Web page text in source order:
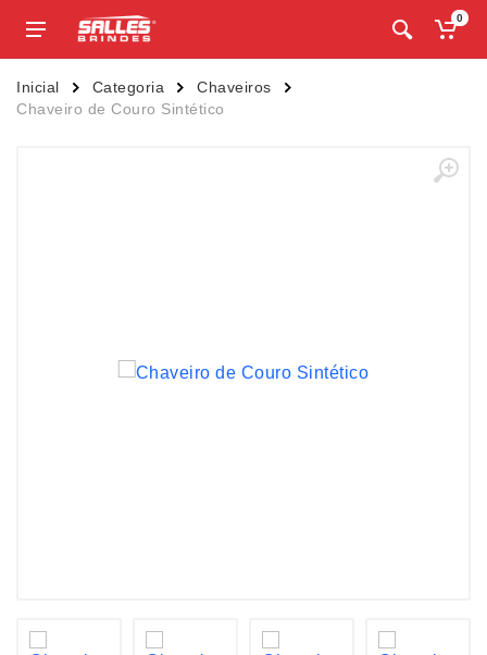
0
Inicial Categoria
Chaveiros
Chaveiro de Couro Sintético